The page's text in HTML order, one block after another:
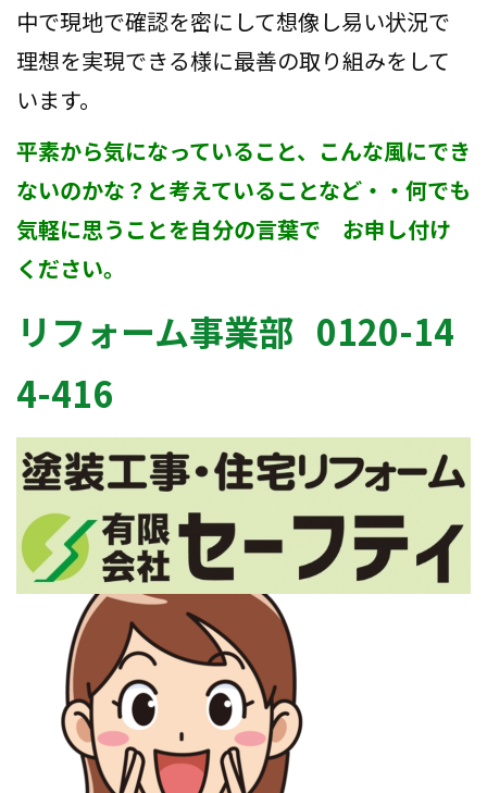
中で現地で確認を密にして想像し易い状況で
理想を実現できる様に最善の取り組みをして
います。
平素から気になっていること、こんな風にでき
ないのかな？と考えていることなど・・何でも
気軽に思うことを自分の言葉で お申し付け
ください。
リフォーム事業部 0120-14
4-416